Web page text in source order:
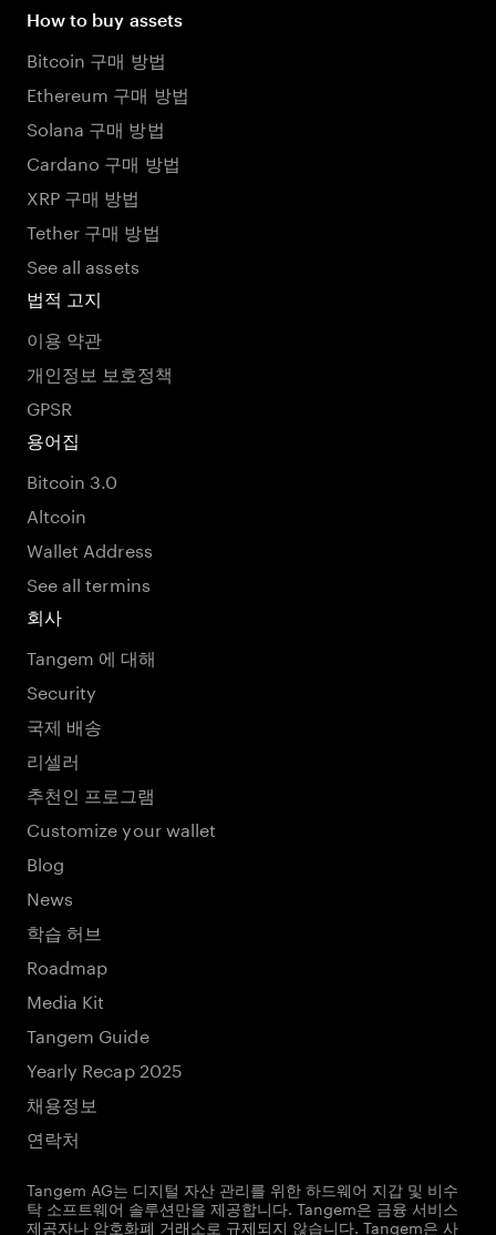
How to buy assets
Bitcoin 구매 방법
Ethereum 구매 방법
Solana 구매 방법
Cardano 구매 방법
XRP 구매 방법
Tether 구매 방법
See all assets
법적 고지
이용 약관
개인정보 보호정책
GPSR
용어집
Bitcoin 3.0
Altcoin
Wallet Address
See all termins
회사
Tangem 에 대해
Security
국제 배송
리셀러
추천인 프로그램
Customize your wallet
Blog
News
학습 허브
Roadmap
Media Kit
Tangem Guide
Yearly Recap 2025
채용정보
연락처
Tangem AG는 디지털 자산 관리를 위한 하드웨어 지갑 및 비수
탁 소프트웨어 솔루션만을 제공합니다. Tangem은 금융 서비스
제공자나 암호화폐 거래소로 규제되지 않습니다. Tangem은 사